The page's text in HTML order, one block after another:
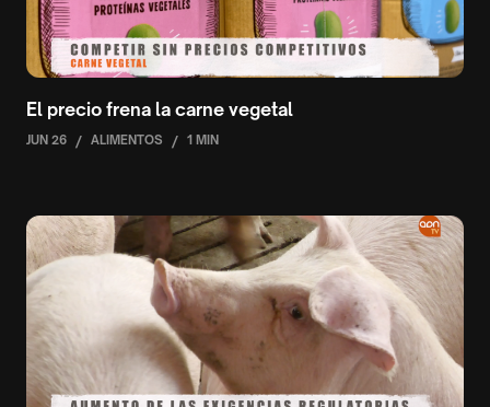
El precio frena la carne vegetal
JUN 26 / ALIMENTOS / 1 MIN